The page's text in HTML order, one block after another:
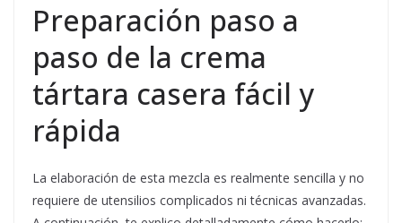
Preparación paso a
paso de la crema
tártara casera fácil y
rápida
La elaboración de esta mezcla es realmente sencilla y no
requiere de utensilios complicados ni técnicas avanzadas.